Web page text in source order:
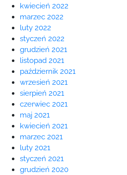
kwiecień 2022
marzec 2022
luty 2022
styczeń 2022
grudzień 2021
listopad 2021
październik 2021
wrzesień 2021
sierpień 2021
czerwiec 2021
maj 2021
kwiecień 2021
marzec 2021
luty 2021
styczeń 2021
grudzień 2020